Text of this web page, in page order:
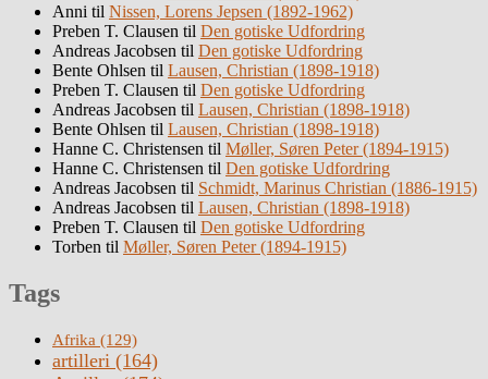
Anni til Nissen, Lorens Jepsen (1892-1962)
Preben T. Clausen til Den gotiske Udfordring
Andreas Jacobsen til Den gotiske Udfordring
Bente Ohlsen til Lausen, Christian (1898-1918)
Preben T. Clausen til Den gotiske Udfordring
Andreas Jacobsen til Lausen, Christian (1898-1918)
Bente Ohlsen til Lausen, Christian (1898-1918)
Hanne C. Christensen til Møller, Søren Peter (1894-1915)
Hanne C. Christensen til Den gotiske Udfordring
Andreas Jacobsen til Schmidt, Marinus Christian (1886-1915)
Andreas Jacobsen til Lausen, Christian (1898-1918)
Preben T. Clausen til Den gotiske Udfordring
Torben til Møller, Søren Peter (1894-1915)
Tags
Afrika (129)
artilleri (164)